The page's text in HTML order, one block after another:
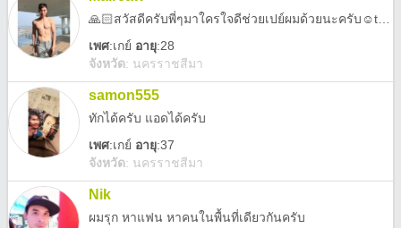
เพศ:เกย์ อายุ:28
จังหวัด: นครราชสีมา
samon555
ทักได้ครับ แอดได้ครับ
เพศ:เกย์ อายุ:37
จังหวัด: นครราชสีมา
Nik
ผมรุก หาแฟน หาคนในพื้นที่เดียวกันครับ